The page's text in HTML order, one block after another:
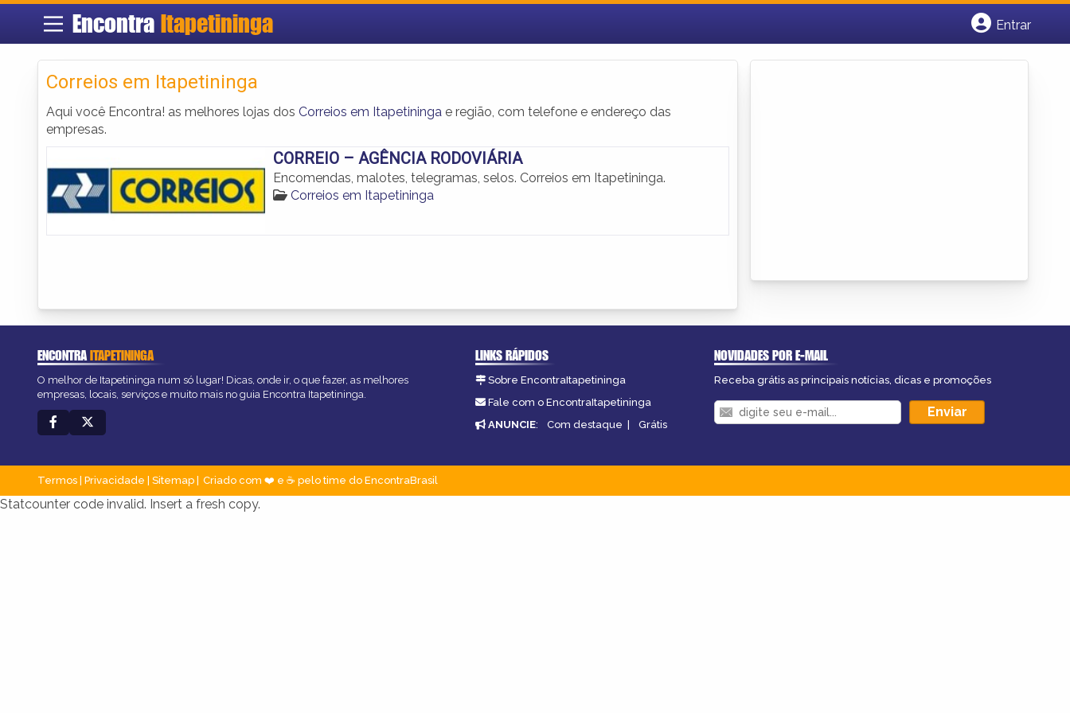
Encontra Itapetininga
Entrar
Correios em Itapetininga
Aqui você Encontra! as melhores lojas dos Correios em Itapetininga e região, com telefone e endereço das
empresas.
CORREIO – AGÊNCIA RODOVIÁRIA
Encomendas, malotes, telegramas, selos. Correios em Itapetininga.
Correios em Itapetininga
ENCONTRAITAPETININGA
O melhor de Itapetininga num só lugar! Dicas, onde ir, o que fazer, as melhores
empresas, locais, serviços e muito mais no guia Encontra Itapetininga.
LINKS RÁPIDOS
Sobre EncontraItapetininga
Fale com o EncontraItapetininga
ANUNCIE: Com destaque | Grátis
NOVIDADES POR E-MAIL
Receba grátis as principais notícias, dicas e promoções
Termos Privacidade Sitemap Criado com ❤️ e ☕ pelo time do EncontraBrasil
Statcounter code invalid. Insert a fresh copy.